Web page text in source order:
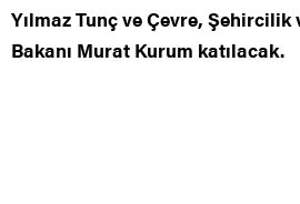
Yılmaz Tunç ve Çevre,
Bakanı Murat Kurum katılacak.